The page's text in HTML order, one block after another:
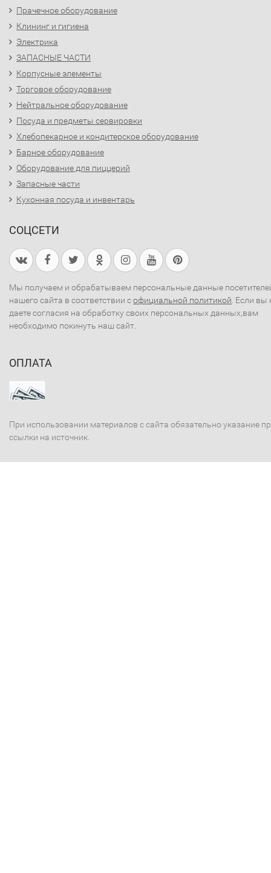
Прачечное оборудование
Клининг и гигиена
Электрика
ЗАПАСНЫЕ ЧАСТИ
Корпусные элементы
Торговое оборудование
Нейтральное оборудование
Посуда и предметы сервировки
Хлебопекарное и кондитерское оборудование
Барное оборудование
Оборудование для пиццерий
Запасные части
Кухонная посуда и инвентарь
СОЦСЕТИ
Мы получаем и обрабатываем персональные данные
нашего сайта в соответствии софициальной политикой . Если вы
даете согласия на обработку своих персональных данных,вам
необходимо покинуть наш сайт.
ОПЛАТА
При использовании материалов с сайта обязательно указание
ссылки на источник.